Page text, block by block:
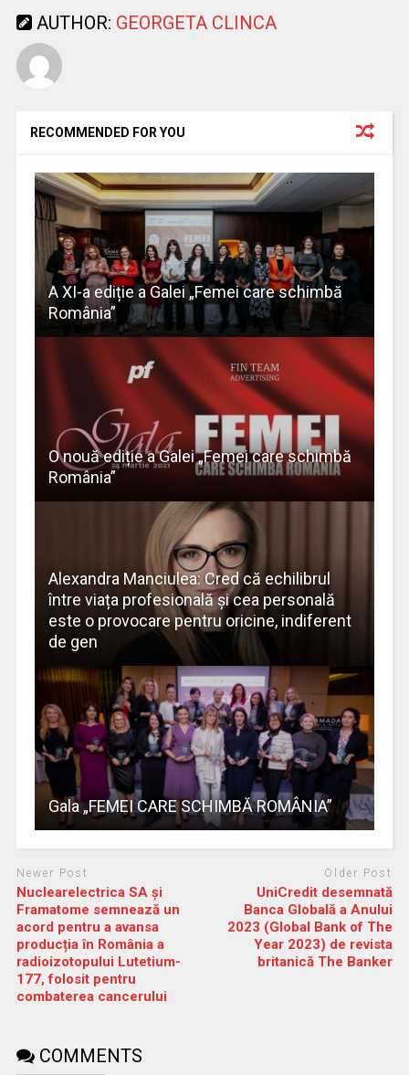
AUTHOR: GEORGETA CLINCA
RECOMMENDED FOR YOU
A XI-a ediție a Galei „Femei care schimbă
România”
O nouă ediție a Galei „Femei care schimbă
România”
Alexandra Manciulea: Cred că echilibrul
între viața profesională și cea personală
este o provocare pentru oricine, indiferent
de gen
Gala „FEMEI CARE SCHIMBĂ ROMÂNIA”
Newer Post
Nuclearelectrica SA și
Framatome semnează un
acord pentru a avansa
producția în România a
radioizotopului Lutetium-
177, folosit pentru
combaterea cancerului
Older Post
UniCredit desemnată
Banca Globală a Anului
2023 (Global Bank of The
Year 2023) de revista
britanică The Banker
COMMENTS